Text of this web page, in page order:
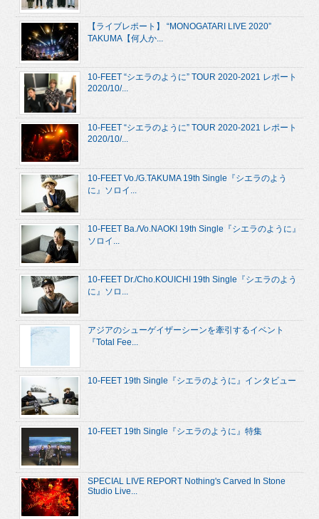
【ライブレポート】 “MONOGATARI LIVE 2020”
TAKUMA【何人か...
10-FEET “シエラのように” TOUR 2020-2021 レポート
2020/10/...
10-FEET “シエラのように” TOUR 2020-2021 レポート
2020/10/...
10-FEET Vo./G.TAKUMA 19th Single『シエラのよう
に』ソロイ...
10-FEET Ba./Vo.NAOKI 19th Single『シエラのように』
ソロイ...
10-FEET Dr./Cho.KOUICHI 19th Single『シエラのよう
に』ソロ...
アジアのシューゲイザーシーンを牽引するイベント
『Total Fee...
10-FEET 19th Single『シエラのように』インタビュー
10-FEET 19th Single『シエラのように』特集
SPECIAL LIVE REPORT Nothing's Carved In Stone
Studio Live...